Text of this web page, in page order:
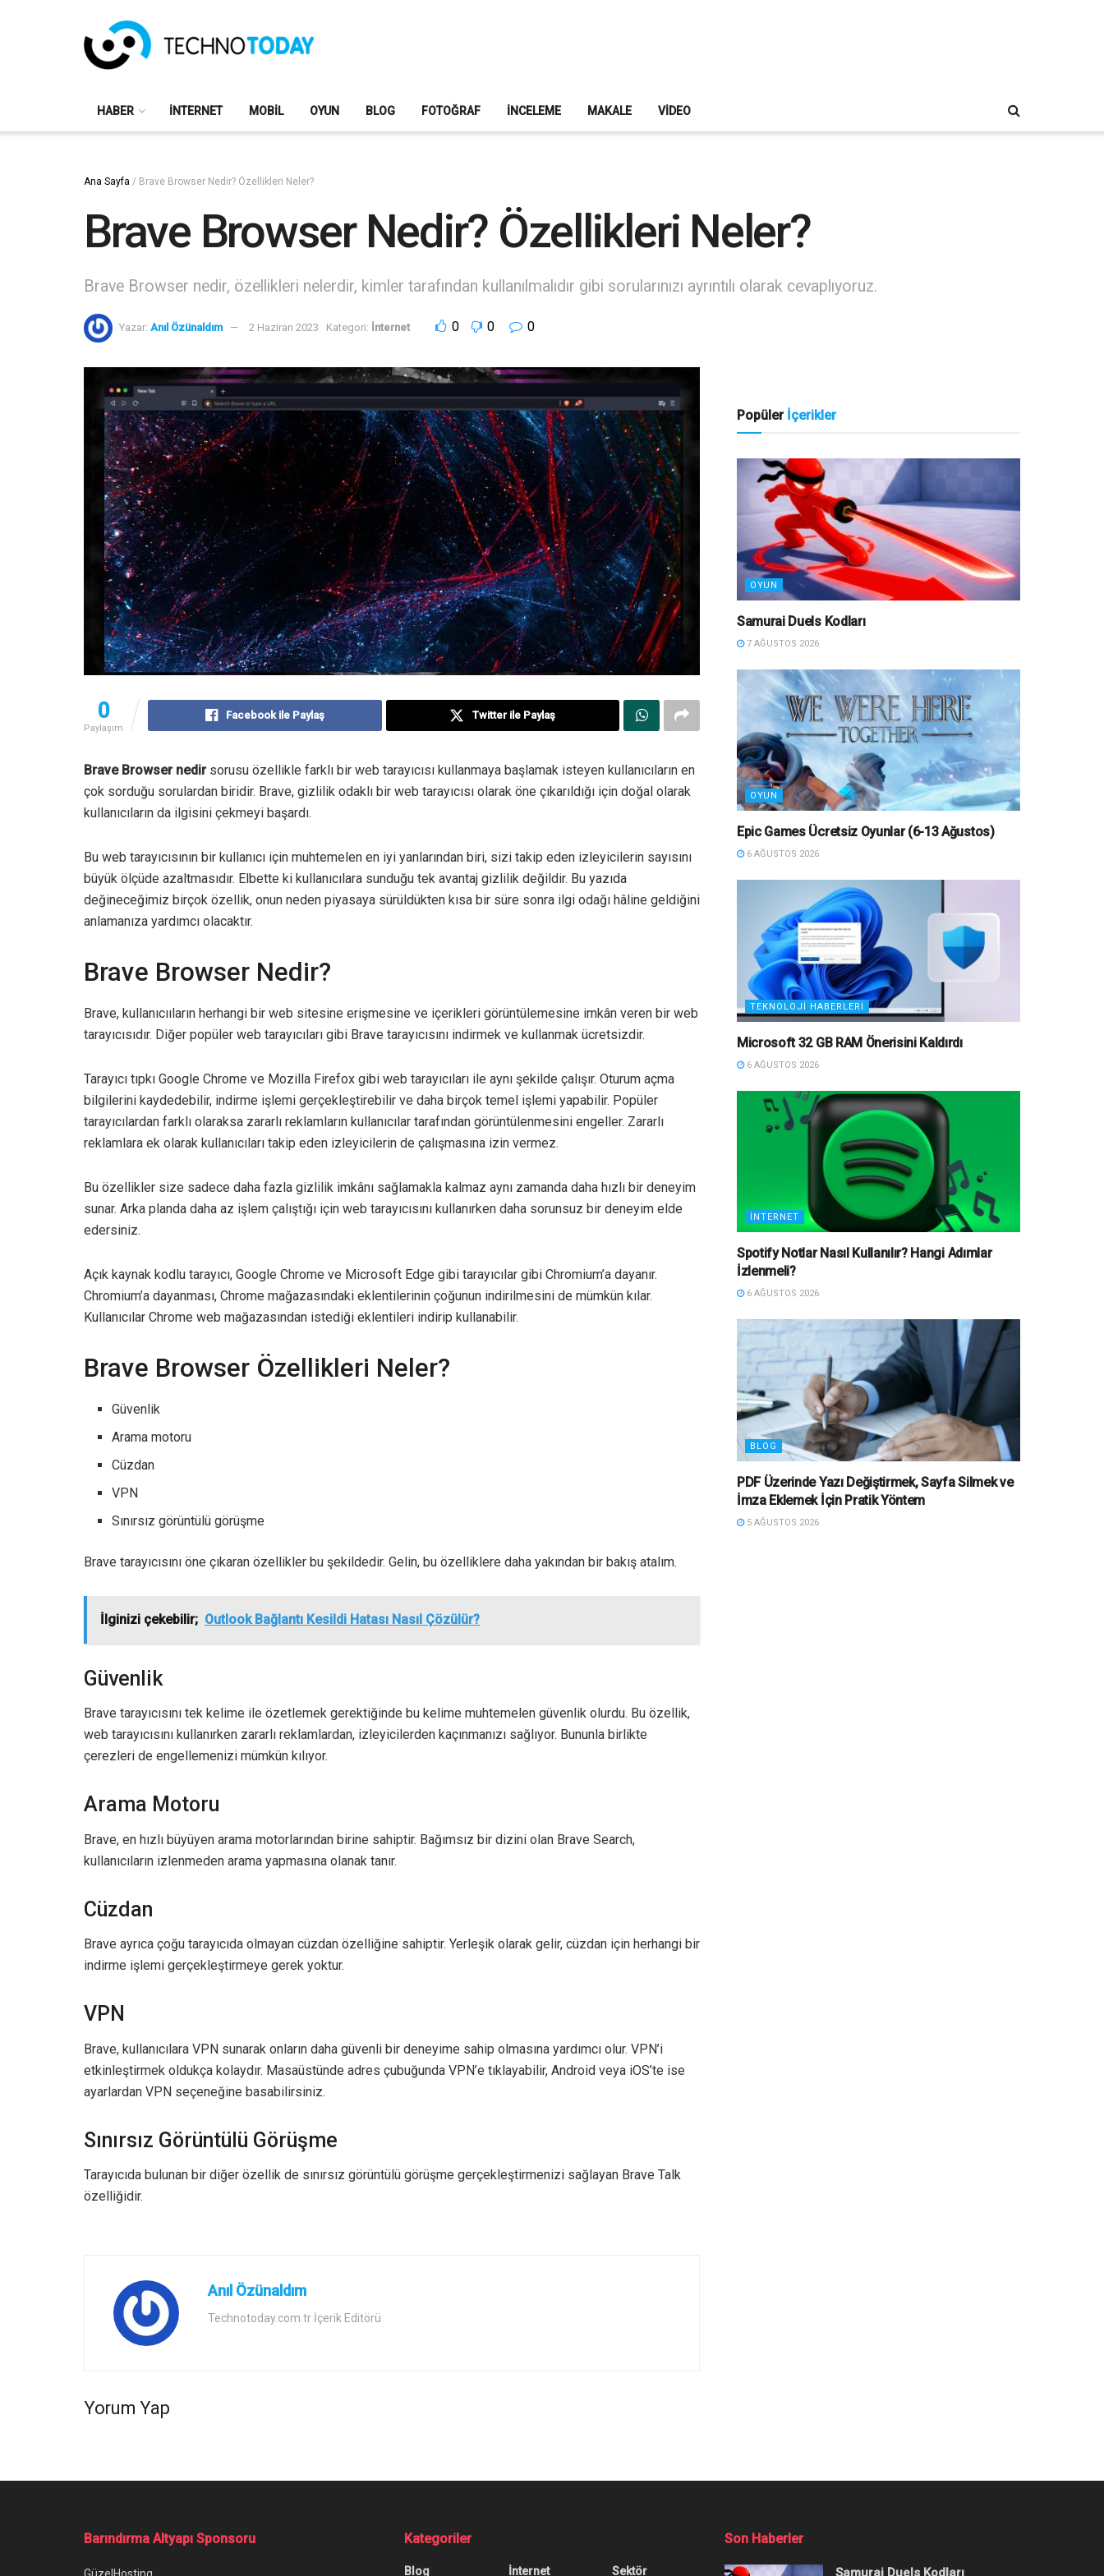
HABER İNTERNET MOBIL OYUN BLOG FOTOĞRAF İNCELEME MAKALE VIDEO
Ana Sayfa / Brave Browser Nedir? Özellikleri Neler?
Brave Browser Nedir? Özellikleri Neler?
Brave Browser nedir, özellikleri nelerdir, kimler tarafından kullanılmalıdır gibi sorularınızı ayrıntılı olarak cevaplıyoruz.
Yazar: Anıl Özünaldım 2 Haziran 2023 Kategori: İnternet 0 0 0
0
Paylaşım
Facebook ile Paylaş Twitter ile Paylaş
Brave Browser nedirsorusu özellikle farklı bir web tarayıcısı kullanmaya başlamak isteyen kullanıcıların en
çok sorduğu sorulardan biridir. Brave, gizlilik odaklı bir web tarayıcısı olarak öne çıkarıldığı için doğal olarak
kullanıcıların da ilgisini çekmeyi başardı.
Bu web tarayıcısının bir kullanıcı için muhtemelen en iyi yanlarından biri, sizi takip eden izleyicilerin sayısını
büyük ölçüde azaltmasıdır. Elbette ki kullanıcılara sunduğu tek avantaj gizlilik değildir. Bu yazıda
değineceğimiz birçok özellik, onun neden piyasaya sürüldükten kısa bir süre sonra ilgi odağı hâline geldiğini
anlamanıza yardımcı olacaktır.
Brave Browser Nedir?
Brave, kullanıcııların herhangi bir web sitesine erişmesine ve içerikleri görüntülemesine imkân veren bir web
tarayıcısıdır. Diğer popüler web tarayıcıları gibi Brave tarayıcısını indirmek ve kullanmak ücretsizdir.
Tarayıcı tıpkı Google Chrome ve Mozilla Firefox gibi web tarayıcıları ile aynı şekilde çalışır. Oturum açma
bilgilerini kaydedebilir, indirme işlemi gerçekleştirebilir ve daha birçok temel işlemi yapabilir. Popüler
tarayıcılardan farklı olaraksa zararlı reklamların kullanıcılar tarafından görüntülenmesini engeller. Zararlı
reklamlara ek olarak kullanıcıları takip eden izleyicilerin de çalışmasına izin vermez.
Bu özellikler size sadece daha fazla gizlilik imkânı sağlamakla kalmaz aynı zamanda daha hızlı bir deneyim
sunar. Arka planda daha az işlem çalıştığı için web tarayıcısını kullanırken daha sorunsuz bir deneyim elde
edersiniz.
Açık kaynak kodlu tarayıcı, Google Chrome ve Microsoft Edge gibi tarayıcılar gibi Chromium’a dayanır.
Chromium’a dayanması, Chrome mağazasındaki eklentilerinin çoğunun indirilmesini de mümkün kılar.
Kullanıcılar Chrome web mağazasından istediği eklentileri indirip kullanabilir.
Brave Browser Özellikleri Neler?
Güvenlik
Arama motoru
Cüzdan
VPN
Sınırsız görüntülü görüşme
Brave tarayıcısını öne çıkaran özellikler bu şekildedir. Gelin, bu özelliklere daha yakından bir bakış atalım.
İlginizi çekebilir; Outlook Bağlantı Kesildi Hatası Nasıl Çözülür?
Güvenlik
Brave tarayıcısını tek kelime ile özetlemek gerektiğinde bu kelime muhtemelen güvenlik olurdu. Bu özellik,
web tarayıcısını kullanırken zararlı reklamlardan, izleyicilerden kaçınmanızı sağlıyor. Bununla birlikte
çerezleri de engellemenizi mümkün kılıyor.
Arama Motoru
Brave, en hızlı büyüyen arama motorlarından birine sahiptir. Bağımsız bir dizini olan Brave Search,
kullanıcıların izlenmeden arama yapmasına olanak tanır.
Cüzdan
Brave ayrıca çoğu tarayıcıda olmayan cüzdan özelliğine sahiptir. Yerleşik olarak gelir, cüzdan için herhangi bir
indirme işlemi gerçekleştirmeye gerek yoktur.
VPN
Brave, kullanıcılara VPN sunarak onların daha güvenli bir deneyime sahip olmasına yardımcı olur. VPN’i
etkinleştirmek oldukça kolaydır. Masaüstünde adres çubuğunda VPN’e tıklayabilir, Android veya iOS’te ise
ayarlardan VPN seçeneğine basabilirsiniz.
Sınırsız Görüntülü Görüşme
Tarayıcıda bulunan bir diğer özellik de sınırsız görüntülü görüşme gerçekleştirmenizi sağlayan Brave Talk
özelliğidir.
Anıl Özünaldım
Technotoday.com.tr İçerik Editörü
Yorum Yap
Popüler İçerikler
OYUN
Samurai Duels Kodları
7 AĞUSTOS 2026
OYUN
Epic Games Ücretsiz Oyunlar (6-13 Ağustos)
6 AĞUSTOS 2026
TEKNOLOJI HABERLERI
Microsoft 32 GB RAM Önerisini Kaldırdı
6 AĞUSTOS 2026
İNTERNET
Spotify Notlar Nasıl Kullanılır? Hangi Adımlar
İzlenmeli?
6 AĞUSTOS 2026
BLOG
PDF Üzerinde Yazı Değiştirmek, Sayfa Silmek ve
İmza Eklemek İçin Pratik Yöntem
5 AĞUSTOS 2026